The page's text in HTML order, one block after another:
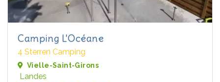
Camping L'Océane
4 Sterren Camping
Vielle-Saint-Girons
Landes